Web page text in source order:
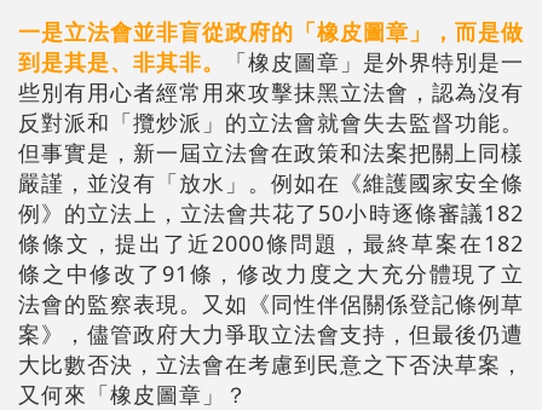
一是立法會並非盲從政府的「橡皮圖章」，而是做
到是其是、非其非。
「橡皮圖章」是外界特別是一
些別有用心者經常用來攻擊抹黑立法會，認為沒有
反對派和「攬炒派」的立法會就會失去監督功能。
但事實是，新一屆立法會在政策和法案把關上同樣
嚴謹，並沒有「放水」。例如在《維護國家安全條
例》的立法上，立法會共花了50小時逐條審議182
條條文，提出了近2000條問題，最終草案在182
條之中修改了91條，修改力度之大充分體現了立
法會的監察表現。又如《同性伴侶關係登記條例草
案》，儘管政府大力爭取立法會支持，但最後仍遭
大比數否決，立法會在考慮到民意之下否決草案，
又何來「橡皮圖章」？